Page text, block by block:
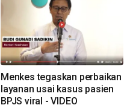
Menkes tegaskan perbaikan
layanan usai kasus pasien
BPJS viral - VIDEO